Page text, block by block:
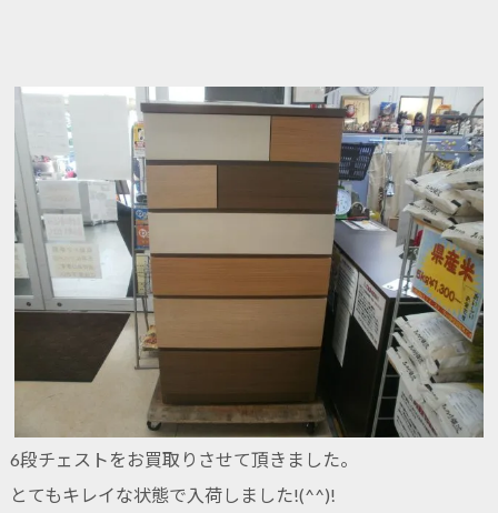
6段チェストをお買取りさせて頂きました。
とてもキレイな状態で入荷しました!(^^)!